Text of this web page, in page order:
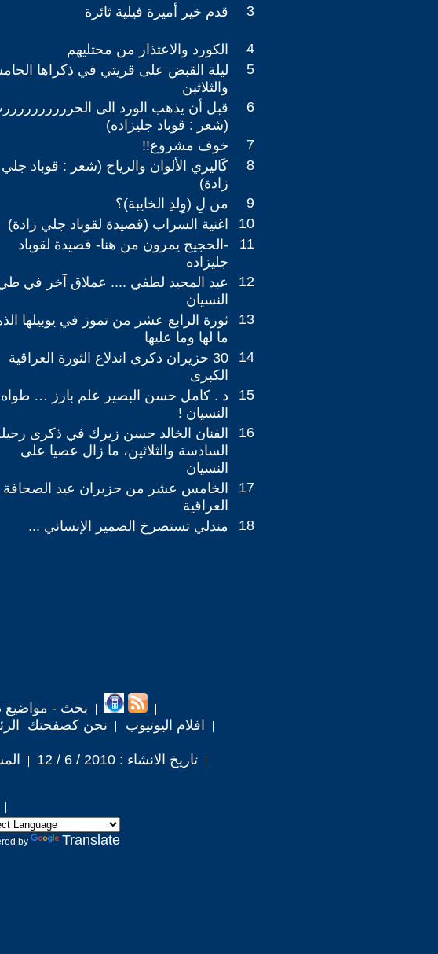
قدم خير أميرة فيلية ثائرة 3
الكورد والاعتذار من محتليهم
4
ليلة القبض على قريتي في ذكراها
والثلاثين
5
قبل أن يذهب الورد الى
(شعر : قوباد جليزاده)
6
خوف مشروع!!
7
كَاليري الألوان والرياح (شعر : قوباد جلي
زادة)
8
من لِ (وِلدِ الخايبة)؟
9
اغنية السراب (قصيدة لقوباد جلي زادة)
10
-الحجيج يمرون من هنا- قصيدة لقوباد
جليزاده
11
عبد المجيد لطفي .... عملاق آخر في
النسيان
12
ثورة الرابع عشر من تموز في يوبيلها
ما لها وما عليها
13
30 حزيران ذكرى اندلاع الثورة العراقية
الكبرى
14
د . كامل حسن البصير علم بارز … طواه
النسيان !
15
الفنان الخالد حسن زيرك في ذكرى
السادسة والثلاثين، ما زال عصيا على
النسيان
16
الخامس عشر من حزيران عيد الصحافة
العراقية
17
مندلي تستصرخ الضمير الإنساني ... 18
بحث - مواضيع
افلام اليوتيوب
نحن كصفحتك
تاريخ الانشاء : 2010 / 6 / 12
by Translate